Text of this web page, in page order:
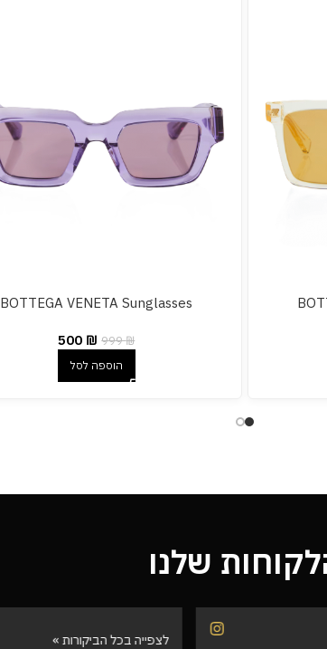
BOTTEGA VENETA Sunglasses
999₪
500 ₪
הוספה לסל
שלנו
לצפייה בכל הביקורות »